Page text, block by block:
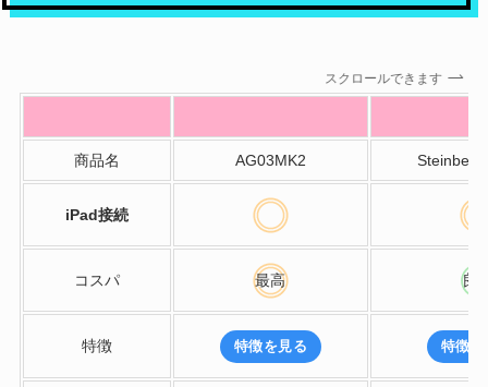
スクロールできます
商品名 AG03MK2 Steinberg
iPad接続
コスパ 最高 良
特徴 特徴を見る 特徴を